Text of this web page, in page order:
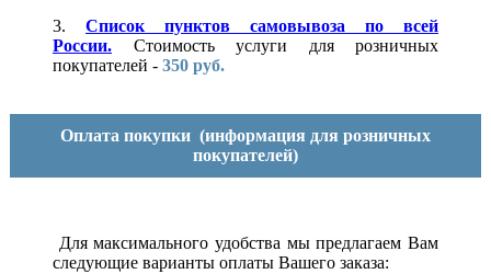
3. Список пунктов самовывоза по всей
России.
Стоимость услуги для розничных
покупателей - 350 руб.
Оплата покупки (информация для розничных
покупателей)
Для максимального удобства мы предлагаем Вам
следующие варианты оплаты Вашего заказа: